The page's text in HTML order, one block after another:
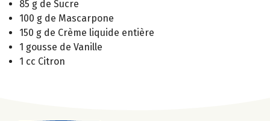
85 g de Sucre
100 g de Mascarpone
150 g de Crème liquide entière
1 gousse de Vanille
1 cc Citron